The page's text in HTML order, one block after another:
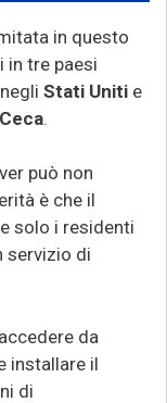
in questo
in tre paesi
Stati Uniti e
.
può non
è che il
solo i residenti
servizio di
da
installare il
di